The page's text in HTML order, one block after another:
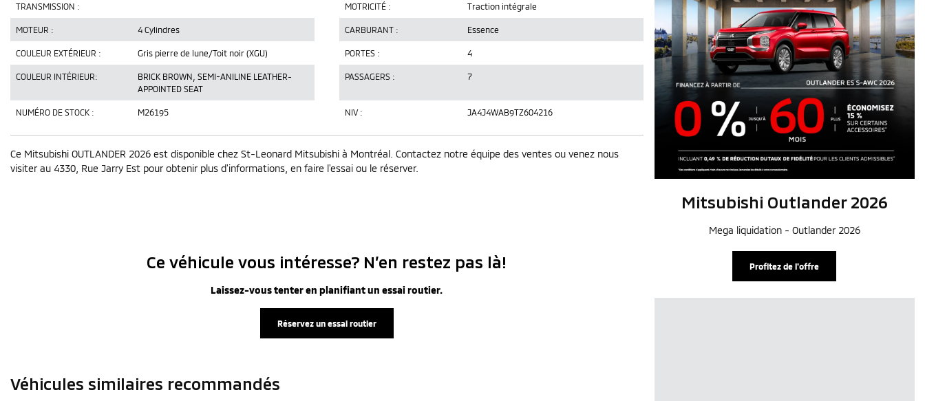
TRANSMISSION : MOTRICITÉ : Traction intégrale
MOTEUR : 4 Cylindres CARBURANT : Essence
COULEUR EXTÉRIEUR : Gris pierre de lune/Toit noir (XGU) PORTES : 4
COULEUR INTÉRIEUR:
BRICK BROWN, SEMI-ANILINE LEATHER-
APPOINTED SEAT
PASSAGERS : 7
NUMÉRO DE STOCK : M26195 NIV : JA4J4WAB9TZ604216
Ce Mitsubishi OUTLANDER 2026 est disponible chez St-Leonard Mitsubishi à Montréal. Contactez notre équipe des ventes ou venez nous
visiter au 4330, Rue Jarry Est pour obtenir plus d'informations, en faire l'essai ou le réserver.
Ce véhicule vous intéresse? N’en restez pas là!
Laissez-vous tenter en planifiant un essai routier.
Réservez un essai routier
Véhicules similaires recommandés
Mitsubishi Outlander 2026
Mega liquidation - Outlander 2026
Profitez de l'offre